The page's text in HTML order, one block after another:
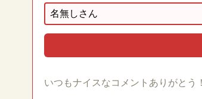
いつもナイスなコメントありがとう